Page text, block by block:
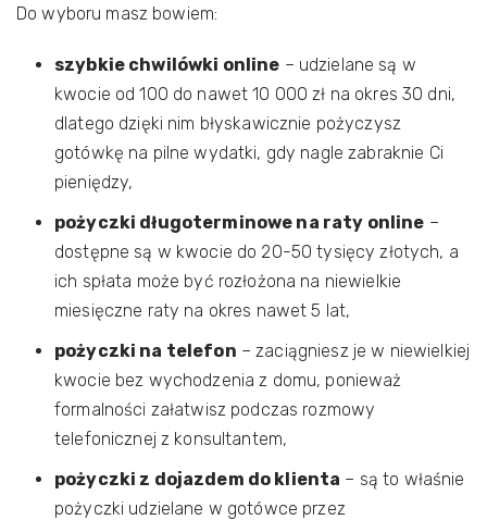
Do wyboru masz bowiem:
szybkie chwilówki online – udzielane są w
kwocie od 100 do nawet 10 000 zł na okres 30 dni,
dlatego dzięki nim błyskawicznie pożyczysz
gotówkę na pilne wydatki, gdy nagle zabraknie Ci
pieniędzy,
pożyczki długoterminowe na raty online –
dostępne są w kwocie do 20-50 tysięcy złotych, a
ich spłata może być rozłożona na niewielkie
miesięczne raty na okres nawet 5 lat,
pożyczki na telefon – zaciągniesz je w niewielkiej
kwocie bez wychodzenia z domu, ponieważ
formalności załatwisz podczas rozmowy
telefonicznej z konsultantem,
pożyczki z dojazdem do klienta – są to właśnie
pożyczki udzielane w gotówce przez